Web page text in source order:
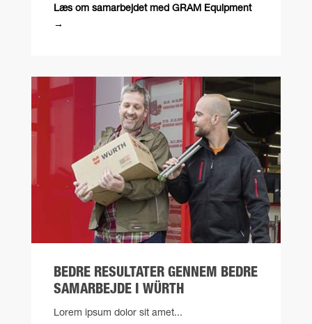
Læs om samarbejdet med GRAM Equipment
→
BEDRE RESULTATER GENNEM BEDRE
SAMARBEJDE I WÜRTH
Lorem ipsum dolor sit amet...